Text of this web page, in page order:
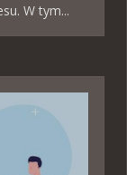
W tym...